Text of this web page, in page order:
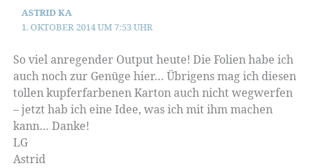
ASTRID KA
1. OKTOBER 2014 UM 7:53 UHR
So viel anregender Output heute! Die Folien habe ich
auch noch zur Genüge hier… Übrigens mag ich diesen
tollen kupferfarbenen Karton auch nicht wegwerfen
– jetzt hab ich eine Idee, was ich mit ihm machen
kann… Danke!
LG
Astrid